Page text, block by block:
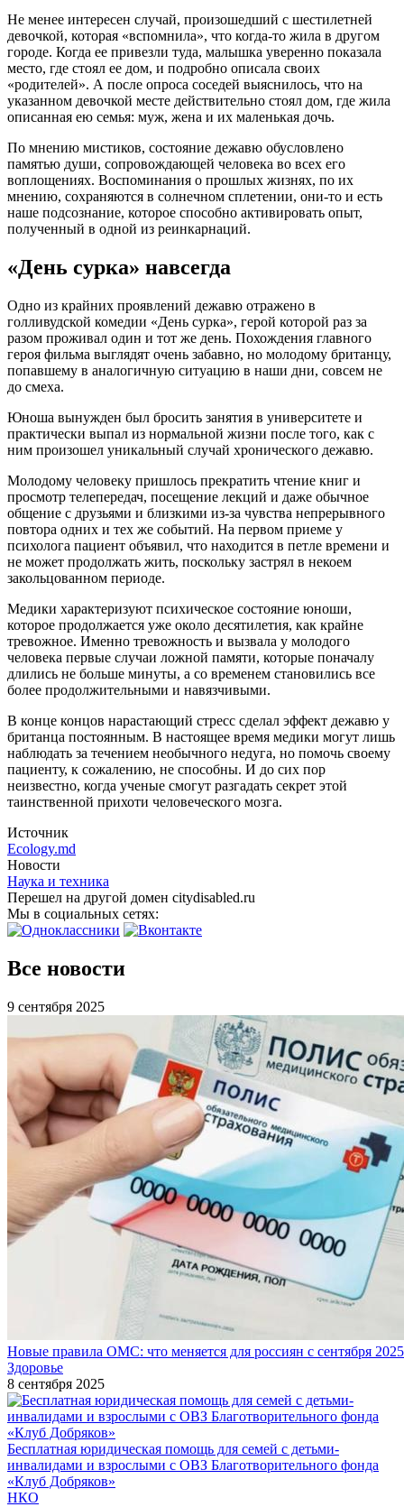
Не менее интересен случай, произошедший с шестилетней
девочкой, которая «вспомнила», что когда-то жила в другом
городе. Когда ее привезли туда, малышка уверенно показала
место, где стоял ее дом, и подробно описала своих
«родителей». А после опроса соседей выяснилось, что на
указанном девочкой месте действительно стоял дом, где жила
описанная ею семья: муж, жена и их маленькая дочь.
По мнению мистиков, состояние дежавю обусловлено
памятью души, сопровождающей человека во всех его
воплощениях. Воспоминания о прошлых жизнях, по их
мнению, сохраняются в солнечном сплетении, они-то и есть
наше подсознание, которое способно активировать опыт,
полученный в одной из реинкарнаций.
«День сурка» навсегда
Одно из крайних проявлений дежавю отражено в
голливудской комедии «День сурка», герой которой раз за
разом проживал один и тот же день. Похождения главного
героя фильма выглядят очень забавно, но молодому британцу,
попавшему в аналогичную ситуацию в наши дни, совсем не
до смеха.
Юноша вынужден был бросить занятия в университете и
практически выпал из нормальной жизни после того, как с
ним произошел уникальный случай хронического дежавю.
Молодому человеку пришлось прекратить чтение книг и
просмотр телепередач, посещение лекций и даже обычное
общение с друзьями и близкими из-за чувства непрерывного
повтора одних и тех же событий. На первом приеме у
психолога пациент объявил, что находится в петле времени и
не может продолжать жить, поскольку застрял в некоем
закольцованном периоде.
Медики характеризуют психическое состояние юноши,
которое продолжается уже около десятилетия, как крайне
тревожное. Именно тревожность и вызвала у молодого
человека первые случаи ложной памяти, которые поначалу
длились не больше минуты, а со временем становились все
более продолжительными и навязчивыми.
В конце концов нарастающий стресс сделал эффект дежавю у
британца постоянным. В настоящее время медики могут лишь
наблюдать за течением необычного недуга, но помочь своему
пациенту, к сожалению, не способны. И до сих пор
неизвестно, когда ученые смогут разгадать секрет этой
таинственной прихоти человеческого мозга.
Источник
Ecology.md
Новости
Наука и техника
Перешел на другой домен citydisabled.ru
Мы в социальных сетях:
Все новости
9 сентября 2025
Новые правила ОМС: что меняется для россиян с сентября
Здоровье
8 сентября 2025
Бесплатная юридическая помощь для семей с детьми-
инвалидами и взрослыми с ОВЗ Благотворительного фонда
«Клуб Добряков»
НКО